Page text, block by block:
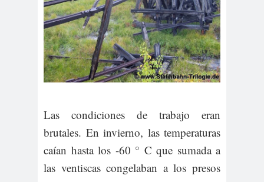
Las condiciones de trabajo eran
brutales. En invierno, las temperaturas
caían hasta los -60 ° C que sumada a
las ventiscas congelaban a los presos